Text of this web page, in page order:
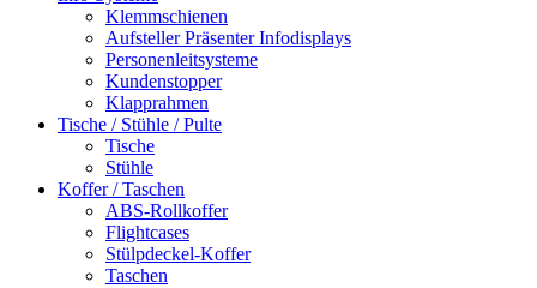
Klemmschienen
Aufsteller Präsenter Infodisplays
Personenleitsysteme
Kundenstopper
Klapprahmen
Tische / Stühle / Pulte
Tische
Stühle
Koffer / Taschen
ABS-Rollkoffer
Flightcases
Stülpdeckel-Koffer
Taschen